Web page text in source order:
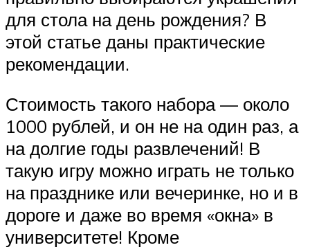
для стола на день рождения? В
этой статье даны практические
рекомендации.
Стоимость такого набора — около
1000 рублей, и он не на один раз, а
на долгие годы развлечений! В
такую игру можно играть не только
на празднике или вечеринке, но и в
дороге и даже во время «окна» в
университете! Кроме